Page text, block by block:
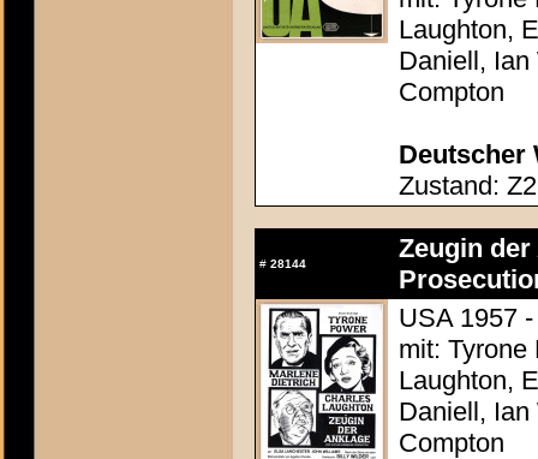
Laughton,
Daniell, Ian
Compton
Deutscher
Zustand: Z2
# 28144
Zeugin
USA 1957
mit: Tyrone
Laughton,
Daniell, Ian
Compton